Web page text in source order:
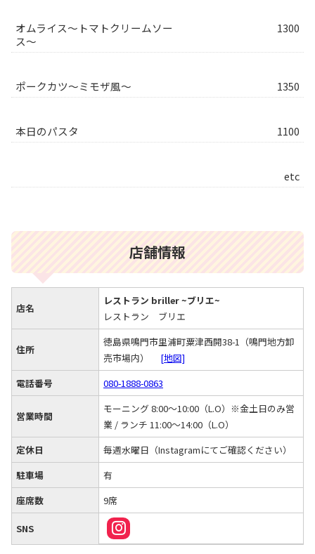
オムライス～トマトクリームソー
ス～
1300
ポークカツ～ミモザ風～ 1350
本日のパスタ 1100
etc
店舗情報
店名
レストラン briller ~ブリエ~
レストラン ブリエ
住所
徳島県鳴門市里浦町粟津西開38-1（鳴門地方卸
売市場内） [地図]
電話番号
080-1888-0863
営業時間
モーニング 8:00～10:00（L.O）※金土日のみ営
業 / ランチ 11:00～14:00（L.O）
定休日
毎週水曜日（Instagramにてご確認ください）
駐車場
有
座席数
9席
SNS